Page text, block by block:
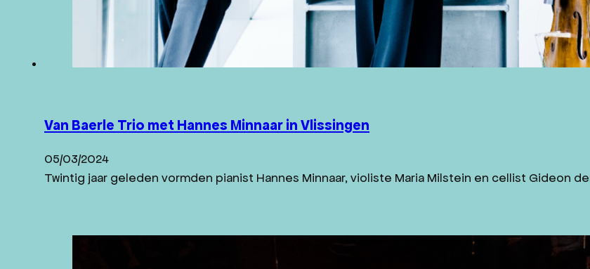
Van Baerle Trio met Hannes Minnaar in Vlissingen
05/03/2024
Twintig jaar geleden vormden pianist Hannes Minnaar, violiste Maria Milstein en cellist Gideon